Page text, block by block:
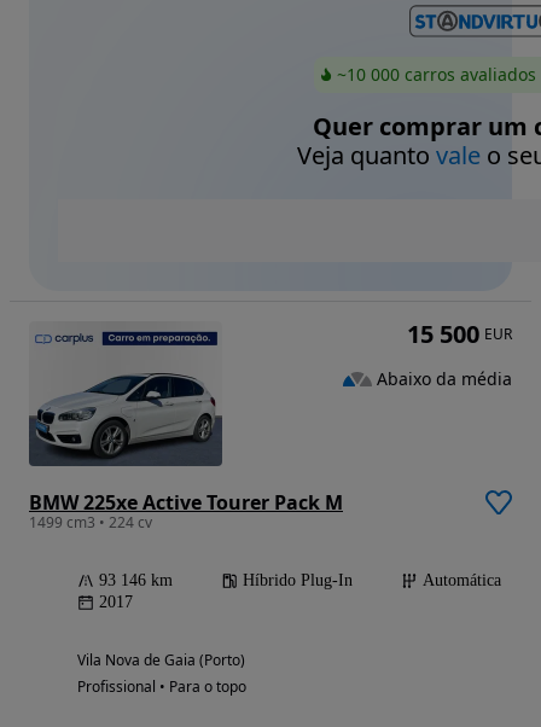
~10 000 carros
Quer comprar um
Veja quanto valeo
BMW 225xe Active Tourer Pack M
1499 cm3 • 224 cv
93 146 km Híbrido Plug-In
Automática
2017
Vila Nova de Gaia (Porto)
Profissional • Para o topo
15 500 EUR
Abaixo da média